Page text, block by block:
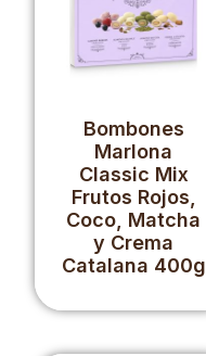
Bombones
Marlona
Classic Mix
Frutos Rojos,
Coco, Matcha
y Crema
Catalana 400g